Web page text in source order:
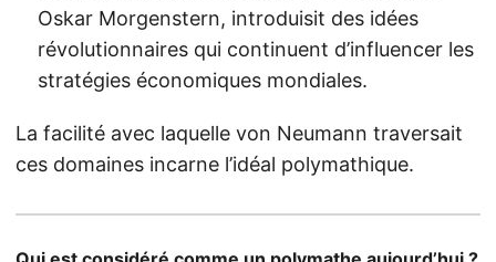
Oskar Morgenstern, introduisit des idées
révolutionnaires qui continuent d’influencer les
stratégies économiques mondiales.
La facilité avec laquelle von Neumann traversait
ces domaines incarne l’idéal polymathique.